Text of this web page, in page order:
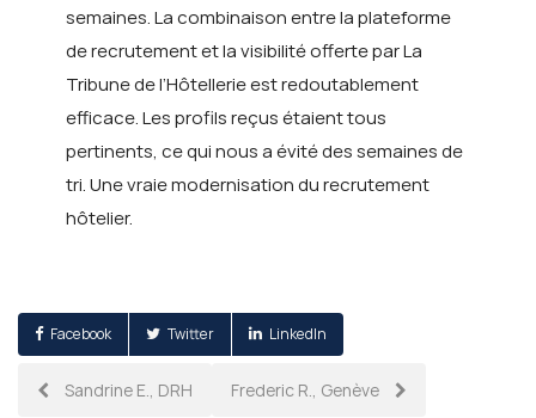
semaines. La combinaison entre la plateforme
de recrutement et la visibilité offerte par La
Tribune de l’Hôtellerie est redoutablement
efficace. Les profils reçus étaient tous
pertinents, ce qui nous a évité des semaines de
tri. Une vraie modernisation du recrutement
hôtelier.
Facebook Twitter LinkedIn
PostSandrine E., DRH Frederic R., Genève